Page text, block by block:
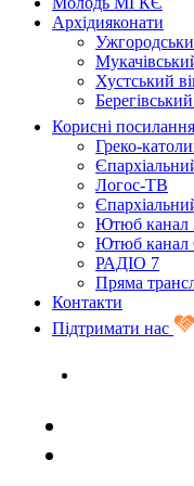
Архідияконати
Хустський
Корисні посилання
Греко-
Логос-ТВ
Ютюб
Ютюб канал
РАДІО 7
Пряма
Контакти
Підтримати нас